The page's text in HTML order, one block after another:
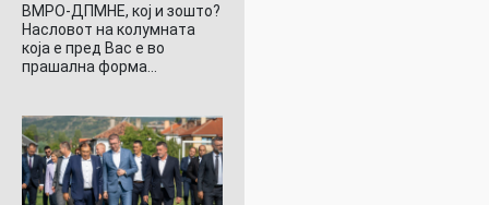
ВМРО-ДПМНЕ, кој и зошто?
Насловот на колумната
која е пред Вас е во
прашална форма…